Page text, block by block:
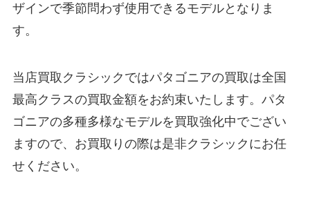
ザインで季節問わず使用できるモデルとなりま
す。
当店買取クラシックではパタゴニアの買取は全国
最高クラスの買取金額をお約束いたします。パタ
ゴニアの多種多様なモデルを買取強化中でござい
ますので、お買取りの際は是非クラシックにお任
せください。